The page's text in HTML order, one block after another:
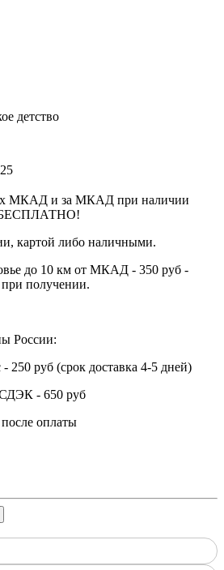
детство
МКАД и за МКАД при наличии
БЕСПЛАТНО!
картой либо наличными.
до 10 км от МКАД - 350 руб -
получении.
России:
250 руб (срок доставка 4-5 дней)
СДЭК - 650 руб
оплаты